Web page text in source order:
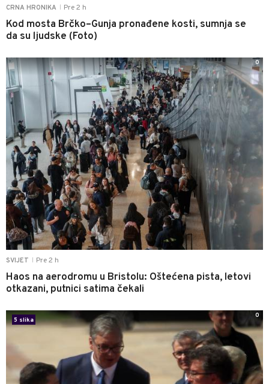
CRNA HRONIKA Pre 2 h
Kod mosta Brčko–Gunja pronađene kosti, sumnja se
da su ljudske (Foto)
SVIJET Pre 2 h
Haos na aerodromu u Bristolu: Oštećena pista, letovi
otkazani, putnici satima čekali
0
5 slika
0